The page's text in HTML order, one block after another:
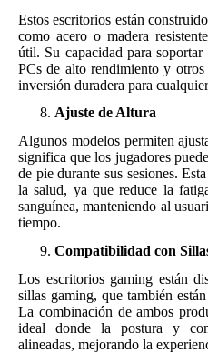
Estos escritorios están
como acero o madera
útil. Su capacidad para
PCs de alto rendimiento y otros
inversión duradera para
Ajuste de Altura
Algunos modelos permiten
significa que los jugadores
de pie durante sus sesiones.
la salud, ya que reduce la
sanguínea, manteniendo al
tiempo.
Compatibilidad con
Los escritorios gaming están
sillas gaming, que también
La combinación de ambos
ideal donde la postura y
alineadas, mejorando la